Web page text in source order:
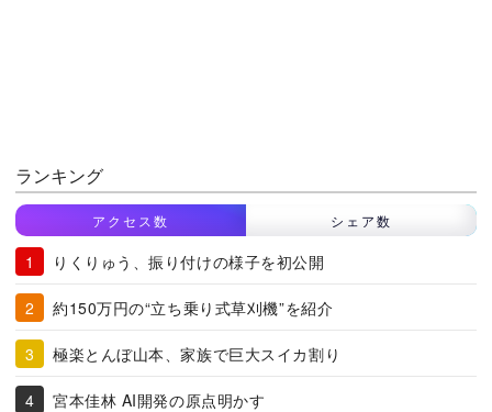
ランキング
アクセス数 シェア数
りくりゅう、振り付けの様子を初公開
約150万円の“立ち乗り式草刈機”を紹介
極楽とんぼ山本、家族で巨大スイカ割り
宮本佳林 AI開発の原点明かす